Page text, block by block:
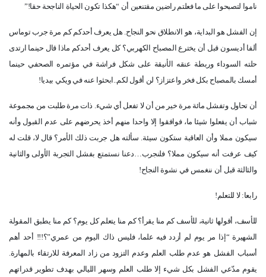
ناموا لتصبحوا على ما فعلتم راضين مقتنعين أن “هكذا تكون الحياة الناجحة حقا”!
إن الفشل هو البداية، هو الانطلاق نحو النجاح. هل يعرف أحدكم كم مرة جرب توماس
ألفا أديسون قبل أن يخترع المصباح الكهربي؟ كل يعرف أحدكم ماذا قال حينما ارتدى
حلته السوداء وربطة عنقه الأنيقة على شكل فراشة في مؤتمره الصحفي حينما
أمسك بالمصباح بكل فخر واعتزاز؟ لن أقول لكم..ابحثوا عنه في ويكي بيديا!
أن تحاول وتفشل مائة مرة خير من أن لا تفعل أي شيء. ذات مرة طلبت من مجموعة
شباب أن يفعلوا شيئا ما، فوافقوا إلا واحدا منهم أخذ يحرضهم على عدم القبول وأنه
سيكون مملا وأن العاقبة ستكون سيئة. سألته هل جربت ذلك الأمر؟ قال لا، قلت له
كيف عرفت أنه سيكون مملا؟ فلنجرب…دعنا نستمتع بفشل التجربة الأولى والثانية
والثالثة قبل أن ننغمس في نشوة النجاح!
رابعا: لا للتعلم!
للأسف، أقولها ثانية، للأسف كم منا يقرأ؟ كم منا يتعلم كل يوم؟ كم منا يطبق المقولة
الشهيرة “إذا مر يوم لم أزدد فيه علما، فليس ذاك اليوم من عمري”؟!!! أحد أهم
أسباب الفشل هو عدم طلب العلم وعدم التزود من زاد المعرفة للارتقاء بالمهارة.
يقوم مدّعي الفشل بكل شيء إلا طلب العلم وسهر الليالي بهدف تطوير قدراتهم